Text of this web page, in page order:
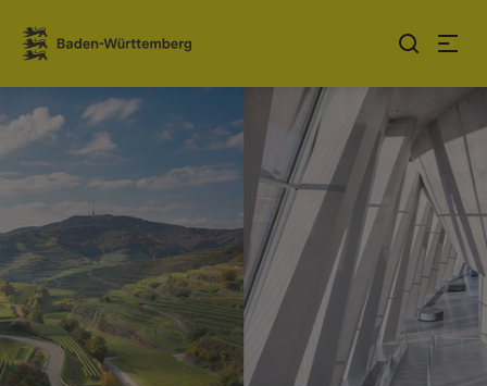
Sauter au contenu
Link zur Startseite